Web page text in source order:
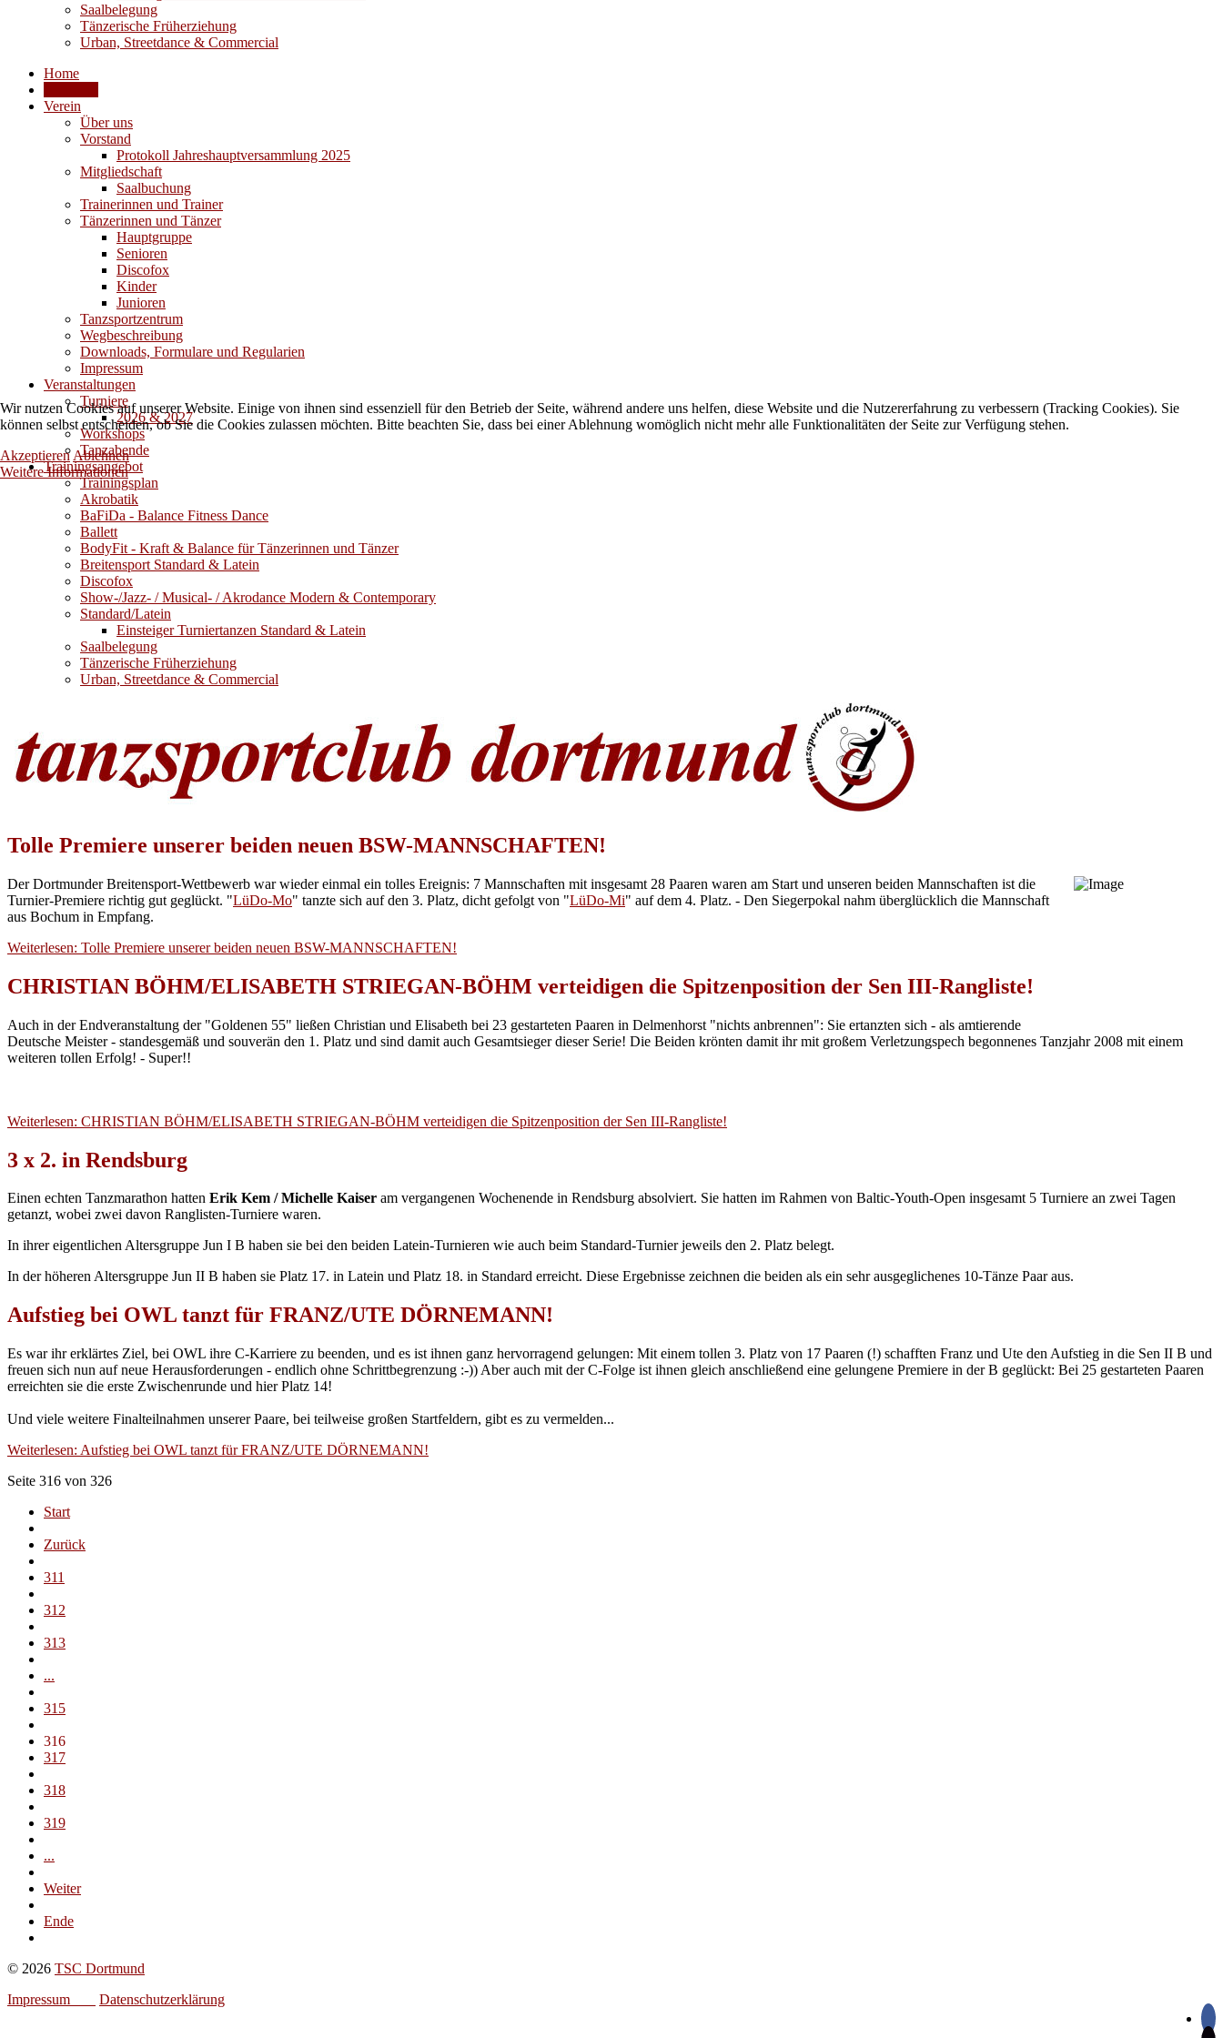
Saalbelegung
Tänzerische Früherziehung
Urban, Streetdance & Commercial
Home
Verein
Über uns
Vorstand
Protokoll Jahreshauptversammlung 2025
Mitgliedschaft
Saalbuchung
Trainerinnen und Trainer
Tänzerinnen und Tänzer
Hauptgruppe
Senioren
Discofox
Kinder
Junioren
Tanzsportzentrum
Wegbeschreibung
Downloads, Formulare und Regularien
Impressum
Veranstaltungen
Turniere
2026 & 2027
Workshops
Tanzabende
Trainingsangebot
Trainingsplan
Akrobatik
BaFiDa - Balance Fitness Dance
Ballett
BodyFit - Kraft & Balance für Tänzerinnen und Tänzer
Breitensport Standard & Latein
Discofox
Show-/Jazz- / Musical- / Akrodance Modern & Contemporary
Standard/Latein
Einsteiger Turniertanzen Standard & Latein
Saalbelegung
Tänzerische Früherziehung
Urban, Streetdance & Commercial
Tolle Premiere unserer beiden neuen BSW-MANNSCHAFTEN!
Der Dortmunder Breitensport-Wettbewerb war wieder einmal ein tolles Ereignis: 7 Mannschaften mit insgesamt 28 Paaren waren am Start und unseren beiden Mannschaften ist die
Turnier-Premiere richtig gut geglückt. "LüDo-Mo" tanzte sich auf den 3. Platz, dicht gefolgt von "LüDo-Mi" auf dem 4. Platz. - Den Siegerpokal nahm überglücklich die Mannschaft
aus Bochum in Empfang.
Weiterlesen: Tolle Premiere unserer beiden neuen BSW-MANNSCHAFTEN!
CHRISTIAN BÖHM/ELISABETH STRIEGAN-BÖHM verteidigen die Spitzenposition der Sen III-Rangliste!
Auch in der Endveranstaltung der "Goldenen 55" ließen Christian und Elisabeth bei 23 gestarteten Paaren in Delmenhorst "nichts anbrennen": Sie ertanzten sich - als amtierende
Deutsche Meister - standesgemäß und souverän den 1. Platz und sind damit auch Gesamtsieger dieser Serie! Die Beiden krönten damit ihr mit großem Verletzungspech begonnenes Tanzjahr 2008 mit einem
weiteren tollen Erfolg! - Super!!
Weiterlesen: CHRISTIAN BÖHM/ELISABETH STRIEGAN-BÖHM verteidigen die Spitzenposition der Sen III-Rangliste!
3 x 2. in Rendsburg
Einen echten Tanzmarathon hatten Erik Kem / Michelle Kaiser am vergangenen Wochenende in Rendsburg absolviert. Sie hatten im Rahmen von Baltic-Youth-Open insgesamt 5 Turniere an zwei Tagen
getanzt, wobei zwei davon Ranglisten-Turniere waren.
In ihrer eigentlichen Altersgruppe Jun I B haben sie bei den beiden Latein-Turnieren wie auch beim Standard-Turnier jeweils den 2. Platz belegt.
In der höheren Altersgruppe Jun II B haben sie Platz 17. in Latein und Platz 18. in Standard erreicht. Diese Ergebnisse zeichnen die beiden als ein sehr ausgeglichenes 10-Tänze Paar aus.
Aufstieg bei OWL tanzt für FRANZ/UTE DÖRNEMANN!
Es war ihr erklärtes Ziel, bei OWL ihre C-Karriere zu beenden, und es ist ihnen ganz hervorragend gelungen: Mit einem tollen 3. Platz von 17 Paaren (!) schafften Franz und Ute den Aufstieg in die Sen II B und
freuen sich nun auf neue Herausforderungen - endlich ohne Schrittbegrenzung :-)) Aber auch mit der C-Folge ist ihnen gleich anschließend eine gelungene Premiere in der B geglückt: Bei 25 gestarteten Paaren
erreichten sie die erste Zwischenrunde und hier Platz 14!
Und viele weitere Finalteilnahmen unserer Paare, bei teilweise großen Startfeldern, gibt es zu vermelden...
Weiterlesen: Aufstieg bei OWL tanzt für FRANZ/UTE DÖRNEMANN!
Seite 316 von 326
Start
Zurück
311
312
313
...
315
316
317
318
319
...
Weiter
Ende
© 2026 TSC Dortmund
Impressum
Datenschutzerklärung
Wir nutzen Cookies auf unserer Website. Einige von ihnen sind essenziell für den Betrieb der Seite, während andere uns helfen, diese Website und die Nutzererfahrung zu verbessern (Tracking Cookies). Sie
können selbst entscheiden, ob Sie die Cookies zulassen möchten. Bitte beachten Sie, dass bei einer Ablehnung womöglich nicht mehr alle Funktionalitäten der Seite zur Verfügung stehen.
Akzeptieren Ablehnen
Weitere Informationen